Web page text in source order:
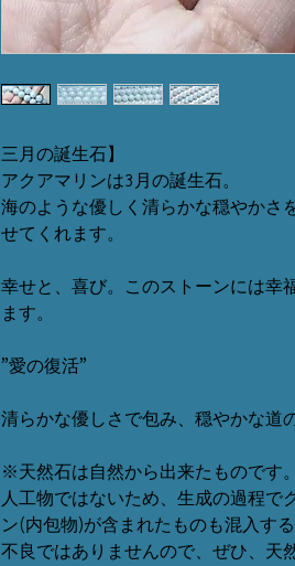
三月の誕生石】
アクアマリンは3月の誕生石。
海のような優しく清らかな穏やかさ
せてくれます。
幸せと、喜び。このストーンには幸
ます。
”愛の復活”
清らかな優しさで包み、穏やかな道
※天然石は自然から出来たものです。
人工物ではないため、生成の過程で
ン(内包物)が含まれたものも混入す
不良ではありませんので、ぜひ、天